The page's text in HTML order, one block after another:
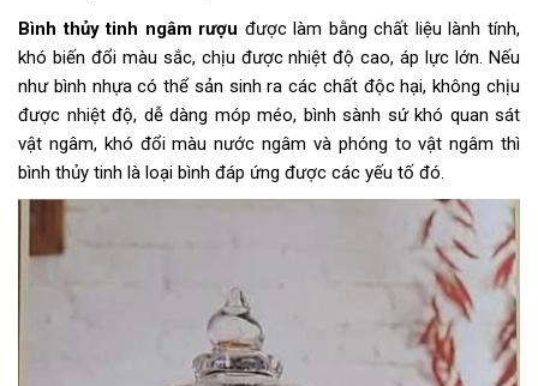
Bình thủy tinh ngâm rượu được làm bằng chất liệu lành tính,
khó biến đổi màu sắc, chịu được nhiệt độ cao, áp lực lớn. Nếu
như bình nhựa có thể sản sinh ra các chất độc hại, không chịu
được nhiệt độ, dễ dàng móp méo, bình sành sứ khó quan sát
vật ngâm, khó đổi màu nước ngâm và phóng to vật ngâm thì
bình thủy tinh là loại bình đáp ứng được các yếu tố đó.